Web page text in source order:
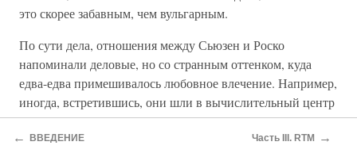
это скорее забавным, чем вульгарным.
По сути дела, отношения между Сьюзен и Роско
напоминали деловые, но со странным оттенком, куда
едва-едва примешивалось любовное влечение. Например,
иногда, встретившись, они шли в вычислительный центр
университета, где Роско сажал Сьюзен перед
компьютером, чтобы она забавлялась играми, а сам
← ВВЕДЕНИЕ Часть III. RTM →